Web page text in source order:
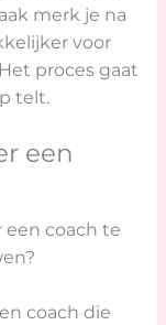
merk je na
voor
proces gaat
telt.
een
coach te
coach die